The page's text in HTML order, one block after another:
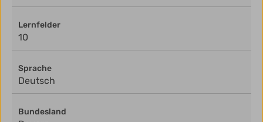
Lernfelder
10
Sprache
Deutsch
Bundesland